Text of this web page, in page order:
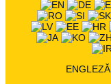
ENGLEZĂ